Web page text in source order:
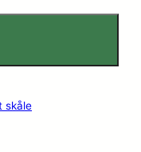
skåle